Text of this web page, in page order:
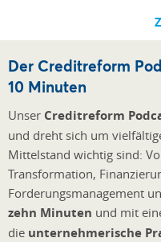
Der Creditreform
10 Minuten
Unser Creditreform
und dreht sich um
Mittelstand wichtig sind:
Transformation,
Forderungsmanagement
zehn Minuten und mit
die unternehmerische